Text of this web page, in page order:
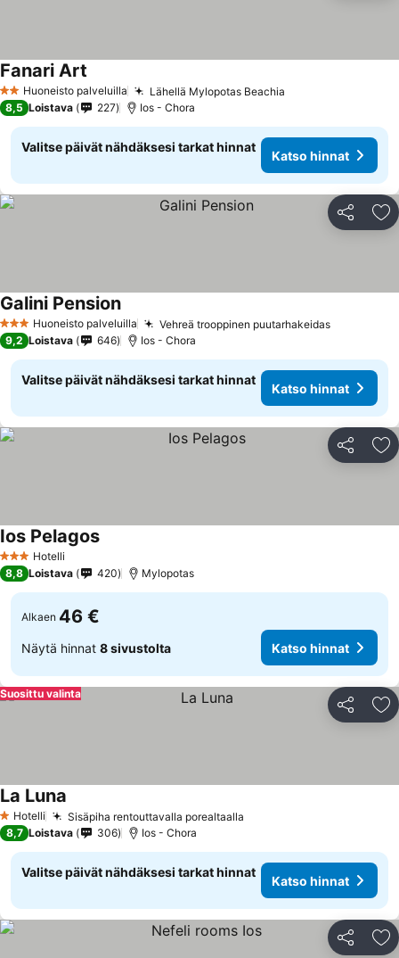
2 Tähtiluokitus
Huoneisto palveluilla Lähellä Mylopotas Beachia
Fanari Art
8,5 Loistava 227 Ios - Chora
Valitse päivät nähdäksesi tarkat hinnat
Katso hinnat
Jaa
3 Tähtiluokitus
Huoneisto palveluilla Vehreä trooppinen puutarhakeidas
Galini Pension
9,2 Loistava 646 Ios - Chora
Valitse päivät nähdäksesi tarkat hinnat
Katso hinnat
Jaa
3 Tähtiluokitus
Hotelli
Ios Pelagos
8,8 Loistava 420 Mylopotas
Alkaen 46 €
Näytä hinnat 8 sivustolta Katso hinnat
Jaa
Suosittu valinta
1 Tähtiluokitus
Hotelli Sisäpiha rentouttavalla porealtaalla
La Luna
8,7 Loistava 306 Ios - Chora
Valitse päivät nähdäksesi tarkat hinnat
Katso hinnat
Jaa